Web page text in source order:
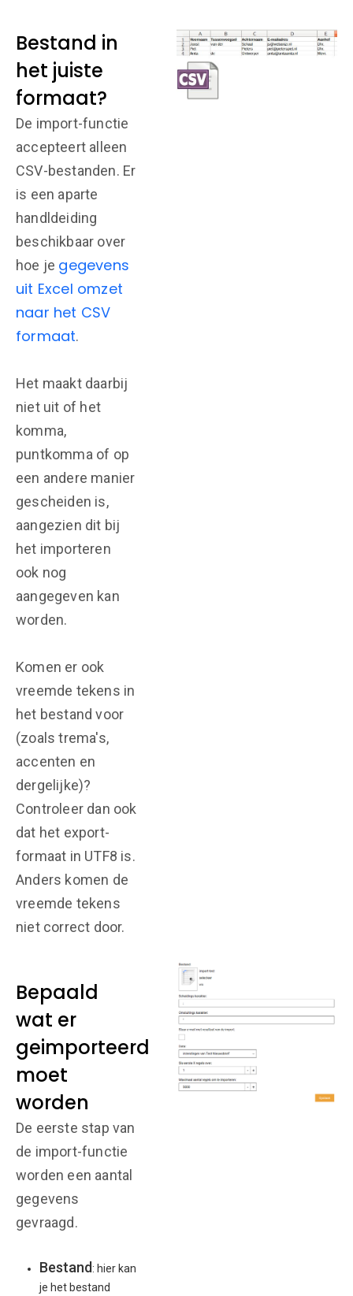
Bestand in
het juiste
formaat?
De import-functie
accepteert alleen
CSV-bestanden. Er
is een aparte
handldeiding
beschikbaar over
hoe je gegevens
uit Excel omzet
naar het CSV
formaat.
Het maakt daarbij
niet uit of het
komma,
puntkomma of op
een andere manier
gescheiden is,
aangezien dit bij
het importeren
ook nog
aangegeven kan
worden.
Komen er ook
vreemde tekens in
het bestand voor
(zoals trema's,
accenten en
dergelijke)?
Controleer dan ook
dat het export-
formaat in UTF8 is.
Anders komen de
vreemde tekens
niet correct door.
Bepaald
wat er
geimporteerd
moet
worden
De eerste stap van
de import-functie
worden een aantal
gegevens
gevraagd.
Bestand : hier kan
je het bestand